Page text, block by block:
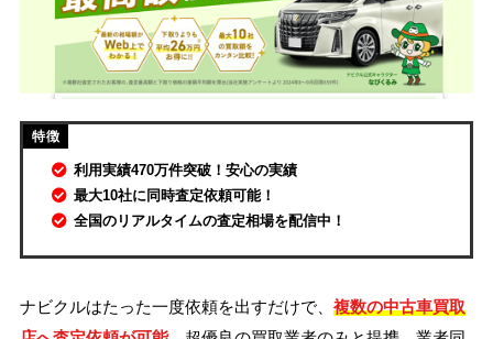
利用実績470万件突破！安心の実績
最大10社に同時査定依頼可能！
全国のリアルタイムの査定相場を配信中！
ナビクルはたった一度依頼を出すだけで、 複数の中古車買取